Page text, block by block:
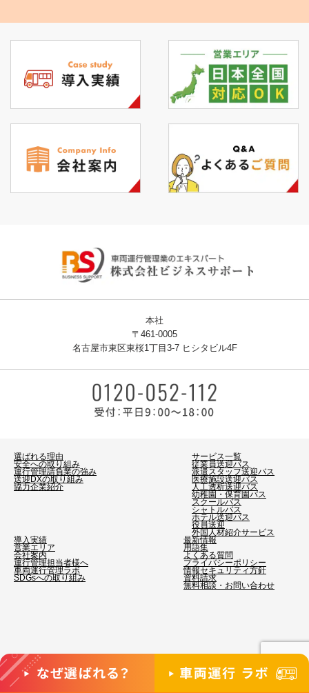
選ばれる理由
安全への取り組み
運行管理請負業の強み
送迎DXの取り組み
協力企業紹介
サービス一覧
従業員送迎バス
派遣スタッフ送迎バス
医療施設送迎バス
人工透析送迎バス
幼稚園・保育園バス
スクールバス
シャトルバス
ホテル送迎バス
役員送迎
外国人材紹介サービス
導入実績
営業エリア
会社案内
運行管理担当者様へ
車両運行管理ラボ
SDGsへの取り組み
最新情報
用語集
よくある質問
プライバシーポリシー
情報セキュリティ方針
資料請求
無料相談・お問い合わせ
本社
〒461-0005
名古屋市東区東桜1丁目3-7 ヒシタビル4F
©2026 ビジネスサポート. All Rights Reserved.